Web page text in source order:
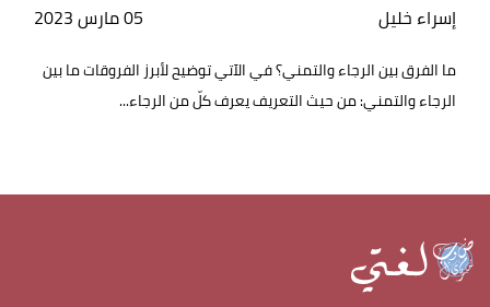
إسراء خليل 05 مارس 2023
ما الفرق بين الرجاء والتمني؟ في الآتي توضيح لأبرز الفروقات ما بين
الرجاء والتمني: من حيث التعريف يعرف كلّ من الرجاء...